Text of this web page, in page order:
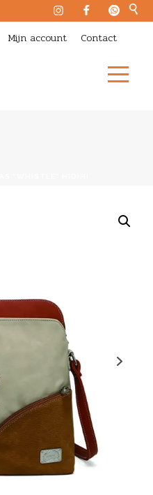
Mijn account Contact